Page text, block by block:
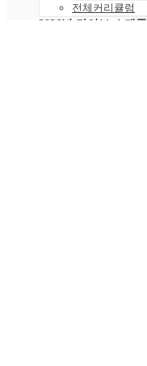
전체커리큘럼
2026년 라이브 스케줄